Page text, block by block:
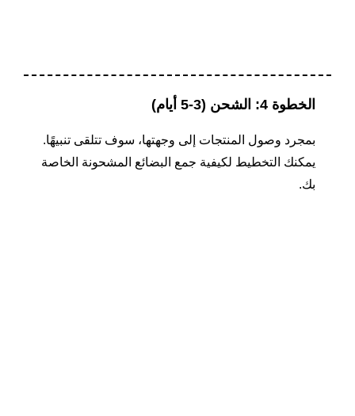
الخطوة 4: الشحن (3-5 أيام)
بمجرد وصول المنتجات إلى وجهتها، سوف تتلقى تنبيهًا.
يمكنك التخطيط لكيفية جمع البضائع المشحونة الخاصة
بك.